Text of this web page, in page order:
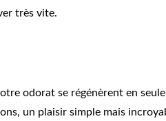
très vite.
odorat se régénèrent en
un plaisir simple mais